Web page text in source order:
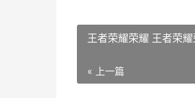
王者荣耀荣耀 王者荣
« 上一篇